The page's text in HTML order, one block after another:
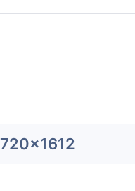
720x1612